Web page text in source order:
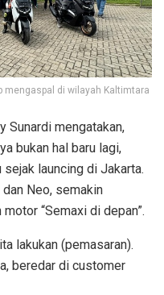
mengaspal di wilayah Kaltimtara
Sunardi mengatakan,
bukan hal baru lagi,
launcing di Jakarta.
Neo, semakin
“Semaxi di depan”.
lakukan (pemasaran).
beredar di customer